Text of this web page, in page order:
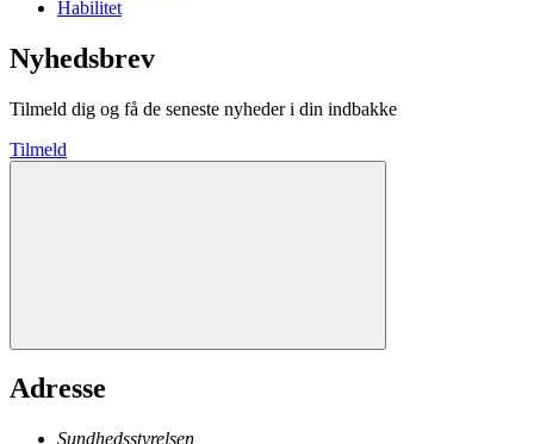
Habilitet
Nyhedsbrev
Tilmeld dig og få de seneste nyheder i din indbakke
Tilmeld
Adresse
Sundhedsstyrelsen